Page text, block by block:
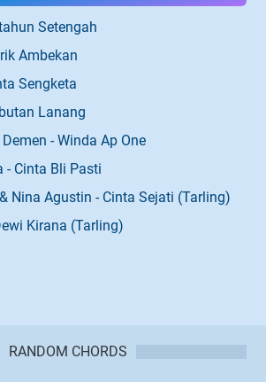
Setengah
Ambekan
Sengketa
Lanang
- Winda Ap One
- Cinta Bli Pasti
Nina Agustin - Cinta Sejati (Tarling)
Kirana (Tarling)
RANDOM CHORDS